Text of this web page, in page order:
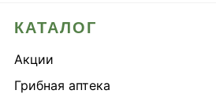
КАТАЛОГ
Акции
Грибная аптека